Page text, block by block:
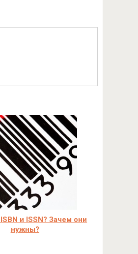
и ISSN? Зачем они
нужны?